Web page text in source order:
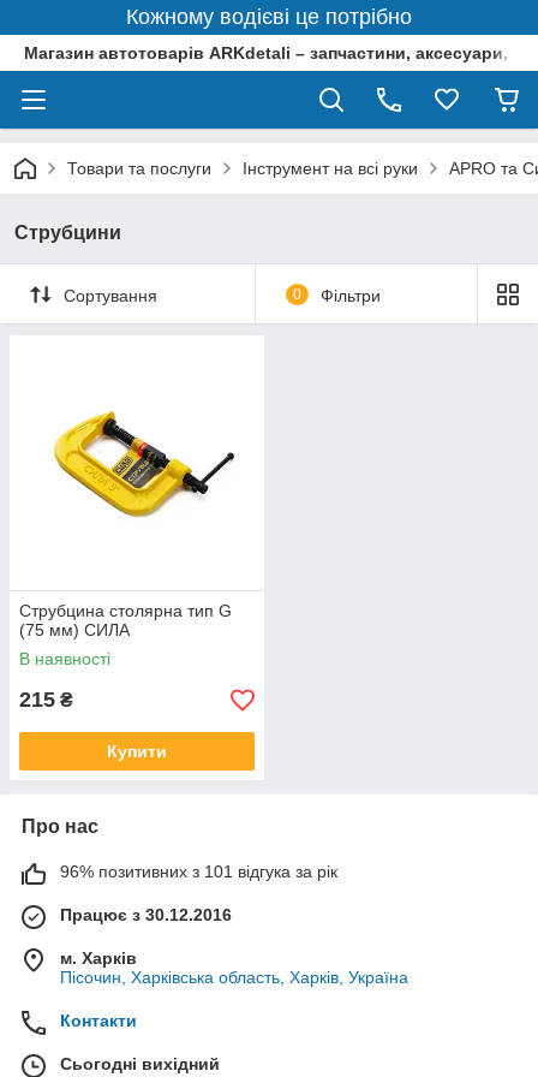
Кожному водієві це потрібно
Магазин автотоварів ARKdetali – запчастини, аксесуари,
Товари та послуги Інструмент на всі руки APRO та
Струбцини
Сортування 0 Фільтри
Струбцина столярна тип G
(75 мм) СИЛА
В наявності
215 ₴
Купити
Про нас
96% позитивних з 101 відгука за рік
Працює з 30.12.2016
м. Харків
Пісочин, Харківська область, Харків, Україна
Контакти
Сьогодні вихідний